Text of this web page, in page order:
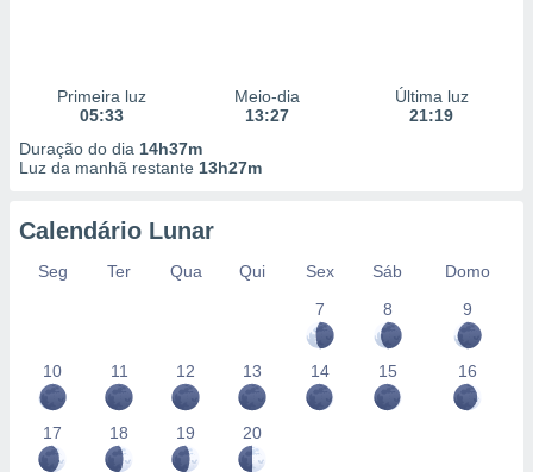
Primeira luz
05:33
Meio-dia
13:27
Última luz
21:19
Duração do dia 14h37m
Luz da manhã restante 13h27m
Calendário Lunar
Seg Ter Qua Qui Sex Sáb
Domo
7
8 9
10 11 12 13 14 15 16
17 18 19 20